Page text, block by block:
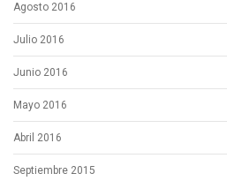
Agosto 2016
Julio 2016
Junio 2016
Mayo 2016
Abril 2016
Septiembre 2015